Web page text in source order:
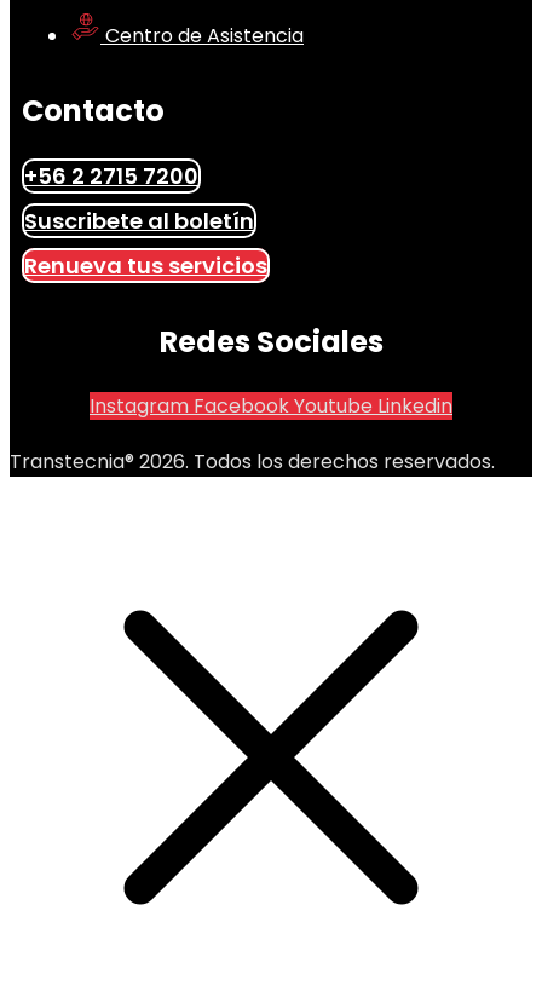
Centro de Asistencia
Contacto
+56 2 2715 7200
Suscribete al boletín
Renueva tus servicios
Redes Sociales
Instagram FacebookYoutube Linkedin
Transtecnia® 2026. Todos los derechos reservados.